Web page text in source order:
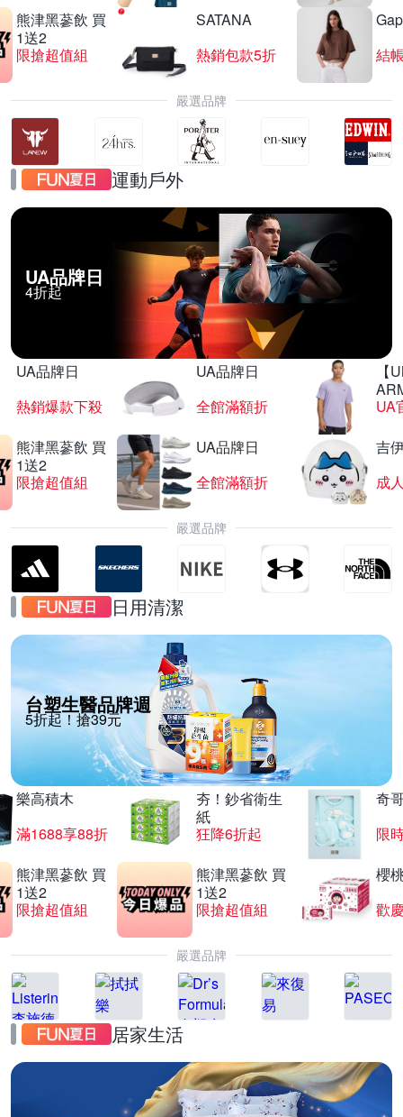
熊津黑蔘飲 買
1送2
限搶超值組
SATANA
熱銷包款5折
Gap
結
嚴選品牌
運動戶外
UA品牌日
4折起
UA品牌日
熱銷爆款下殺
UA品牌日
全館滿額折
【
UA
熊津黑蔘飲 買
1送2
限搶超值組
UA品牌日
全館滿額折
吉
嚴選品牌
日用清潔
台塑生醫品牌週
5折起！搶39元
樂高積木
滿1688享88折
夯！鈔省衛生
紙
狂降6折起
奇
限
熊津黑蔘飲 買
1送2
限搶超值組
熊津黑蔘飲 買
1送2
限搶超值組
櫻
歡
嚴選品牌
居家生活